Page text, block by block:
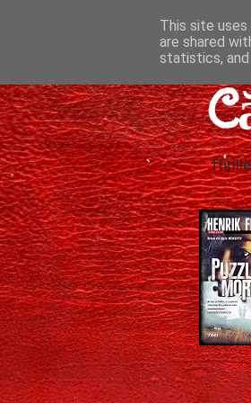
This site
are shared
statistics,